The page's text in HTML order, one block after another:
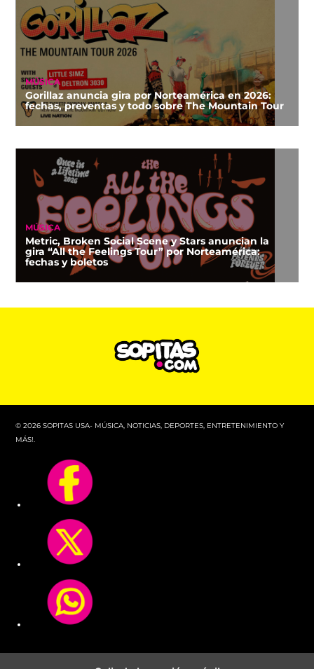
MÚSICA
Gorillaz anuncia gira por Norteamérica en 2026:
fechas, preventas y todo sobre The Mountain Tour
MÚSICA
Metric, Broken Social Scene y Stars anuncian la
gira “All the Feelings Tour” por Norteamérica:
fechas y boletos
© 2026 SOPITAS USA- MÚSICA, NOTICIAS, DEPORTES, ENTRETENIMIENTO Y
MÁS!.